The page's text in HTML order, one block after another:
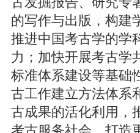
的写作与出版，构建
推进中国考古学的学
力；加快开展考古学
标准体系建设等基础
古工作建立方法体系
古成果的活化利用，
考古服务社会，打造